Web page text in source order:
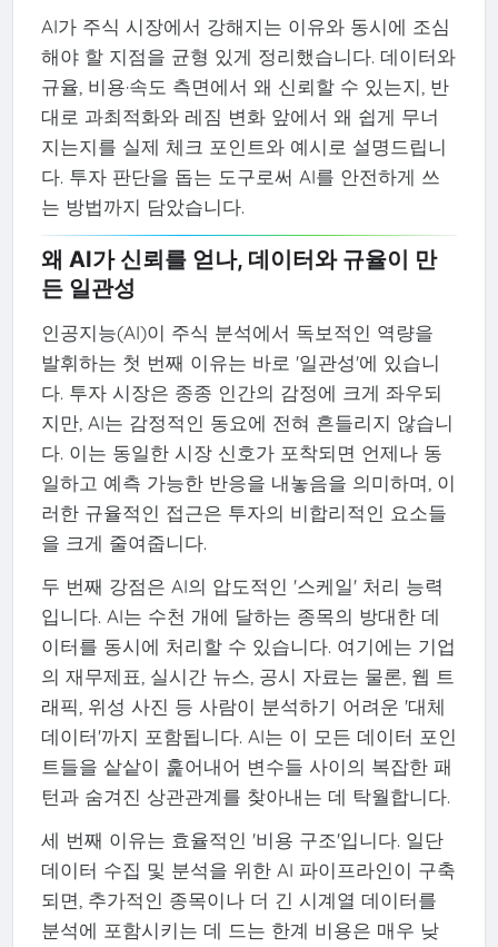
AI가 주식 시장에서 강해지는 이유와 동시에 조심
해야 할 지점을 균형 있게 정리했습니다. 데이터와
규율, 비용·속도 측면에서 왜 신뢰할 수 있는지, 반
대로 과최적화와 레짐 변화 앞에서 왜 쉽게 무너
지는지를 실제 체크 포인트와 예시로 설명드립니
다. 투자 판단을 돕는 도구로써 AI를 안전하게 쓰
는 방법까지 담았습니다.
왜 AI가 신뢰를 얻나, 데이터와 규율이 만
든 일관성
인공지능(AI)이 주식 분석에서 독보적인 역량을
발휘하는 첫 번째 이유는 바로 '일관성'에 있습니
다. 투자 시장은 종종 인간의 감정에 크게 좌우되
지만, AI는 감정적인 동요에 전혀 흔들리지 않습니
다. 이는 동일한 시장 신호가 포착되면 언제나 동
일하고 예측 가능한 반응을 내놓음을 의미하며, 이
러한 규율적인 접근은 투자의 비합리적인 요소들
을 크게 줄여줍니다.
두 번째 강점은 AI의 압도적인 '스케일' 처리 능력
입니다. AI는 수천 개에 달하는 종목의 방대한 데
이터를 동시에 처리할 수 있습니다. 여기에는 기업
의 재무제표, 실시간 뉴스, 공시 자료는 물론, 웹 트
래픽, 위성 사진 등 사람이 분석하기 어려운 '대체
데이터'까지 포함됩니다. AI는 이 모든 데이터 포인
트들을 샅샅이 훑어내어 변수들 사이의 복잡한 패
턴과 숨겨진 상관관계를 찾아내는 데 탁월합니다.
세 번째 이유는 효율적인 '비용 구조'입니다. 일단
데이터 수집 및 분석을 위한 AI 파이프라인이 구축
되면, 추가적인 종목이나 더 긴 시계열 데이터를
분석에 포함시키는 데 드는 한계 비용은 매우 낮